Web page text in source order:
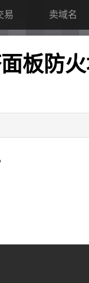
易 卖域名
板防